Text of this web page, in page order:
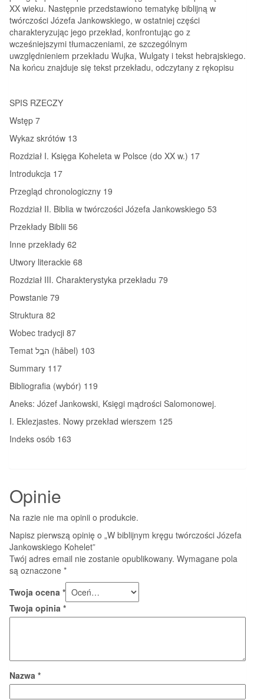
XX wieku. Następnie przedstawiono tematykę biblijną w
twórczości Józefa Jankowskiego, w ostatniej części
charakteryzując jego przekład, konfrontując go z
wcześniejszymi tłumaczeniami, ze szczególnym
uwzględnieniem przekładu Wujka, Wulgaty i tekst hebrajskiego.
Na końcu znajduje się tekst przekładu, odczytany z rękopisu
SPIS RZECZY
Wstęp 7
Wykaz skrótów 13
Rozdział I. Księga Koheleta w Polsce (do XX w.) 17
Introdukcja 17
Przegląd chronologiczny 19
Rozdział II. Biblia w twórczości Józefa Jankowskiego 53
Przekłady Biblii 56
Inne przekłady 62
Utwory literackie 68
Rozdział III. Charakterystyka przekładu 79
Powstanie 79
Struktura 82
Wobec tradycji 87
Temat הבֲֵל (hǎbel) 103
Summary 117
Bibliografia (wybór) 119
Aneks: Józef Jankowski, Księgi mądrości Salomonowej.
I. Eklezjastes. Nowy przekład wierszem 125
Indeks osób 163
Opinie
Na razie nie ma opinii o produkcie.
Napisz pierwszą opinię o „W biblijnym kręgu twórczości Józefa
Jankowskiego Kohelet”
Twój adres email nie zostanie opublikowany. Wymagane pola
są oznaczone *
Twoja ocena *
Twoja opinia *
Nazwa *